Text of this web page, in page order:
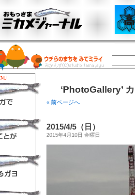
‘PhotoGallery’
« 前ページへ
2015/4/5（日）
2015年4月10日 金曜日